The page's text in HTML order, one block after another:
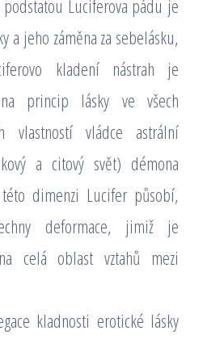
podstatou Luciferova pádu je
jeho záměna za sebelásku,
kladení nástrah je
princip lásky ve všech
vlastností vládce astrální
a citový svět) démona
dimenzi Lucifer působí,
deformace, jimiž je
celá oblast vztahů mezi
kladnosti erotické lásky